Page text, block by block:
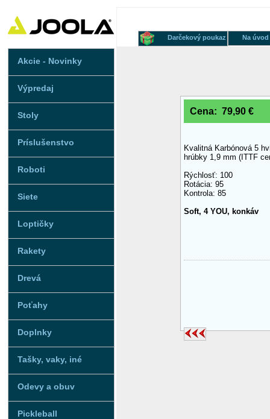
Akcie - Novinky
Výpredaj
Stoly
Príslušenstvo
Roboti
Siete
Loptičky
Rakety
Drevá
Poťahy
Doplnky
Tašky, vaky, iné
Odevy a obuv
Pickleball
Na úvod
Darčekový poukaz
Cena: 79,90 €
Kvalitná Karbónová 5
hrúbky 1,9 mm (ITTF
Rýchlosť: 100
Rotácia: 95
Kontrola: 85
Soft, 4 YOU, konkáv